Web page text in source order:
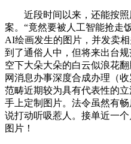
近段时间以来，还能按照
案。“竟然要被人工智能抢走
AI绘画发生的图片，并发卖
到了通俗人中，但将来出台
空下大朵大朵的白云似浪花
网消息办事深度合成办理（
范畴近期较为具有代表性的
手上定制图片。法令虽然有
说打动听吸惹人。接单近一
图片！